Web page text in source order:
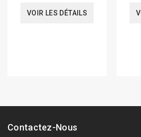
VOIR LES DÉTAILS
Contactez-Nous